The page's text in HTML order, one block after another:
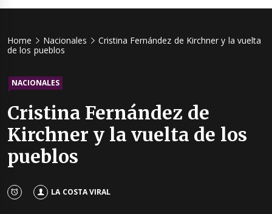
Home Nacionales
Cristina Fernández de Kirchner y la vuelta
de los pueblos
NACIONALES
Cristina Fernández de
Kirchner y la vuelta de los
pueblos
LA COSTA VIRAL